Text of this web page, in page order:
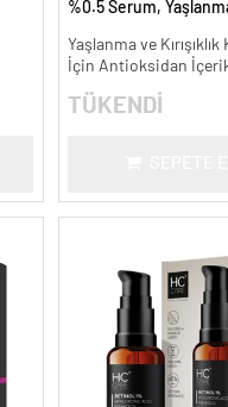
%0.5 Serum,
Yaşlanma ve Kırışıklık
İçin Antioksidan
TÜKENDİ